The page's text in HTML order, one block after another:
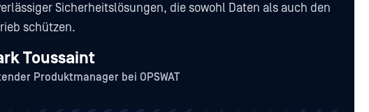
Sicherheitslösungen, die sowohl Daten als auch den
schützen.
Toussaint
Produktmanager bei OPSWAT